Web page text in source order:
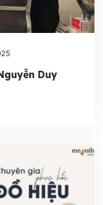
Duy